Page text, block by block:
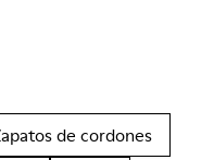
de cordones